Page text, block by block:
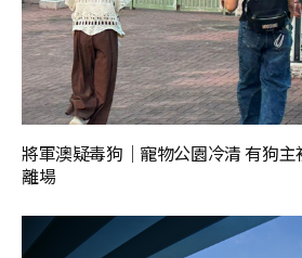
將軍澳疑毒狗｜寵物公園冷清 有狗
離場